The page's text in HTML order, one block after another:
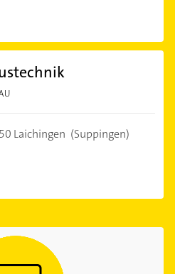
Laichingen (Suppingen)